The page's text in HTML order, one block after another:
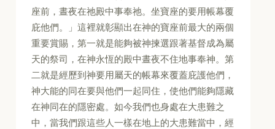
座前，晝夜在祂殿中事奉祂。坐寶座的要用帳幕覆
庇他們。」這裡就彰顯出在神的寶座前最大的兩個
重要賞賜，第一就是能夠被神揀選跟著基督成為屬
天的祭司，在神永恆的殿中晝夜不住地事奉神。第
二就是經歷到神要用屬天的帳幕來覆蓋庇護他們，
神大能的同在要與他們一起同住，使他們能夠隱藏
在神同在的隱密處。如今我們也身處在大患難之
中，當我們跟這些人一樣在地上的大患難當中，經